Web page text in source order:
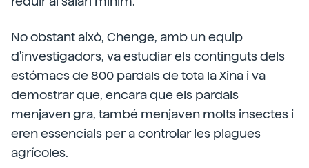
No obstant això, Chenge, amb un equip
d'investigadors, va estudiar els continguts dels
estómacs de 800 pardals de tota la Xina i va
demostrar que, encara que els pardals
menjaven gra, també menjaven molts insectes i
eren essencials per a controlar les plagues
agrícoles.